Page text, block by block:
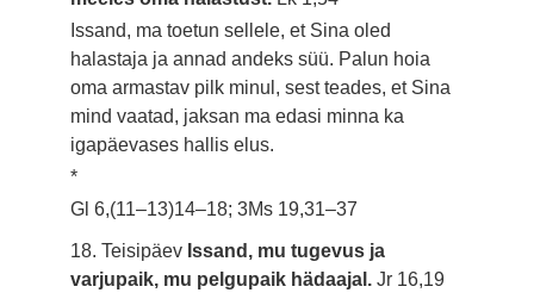
Issand, ma toetun sellele, et Sina oled
halastaja ja annad andeks süü. Palun hoia
oma armastav pilk minul, sest teades, et Sina
mind vaatad, jaksan ma edasi minna ka
igapäevases hallis elus.
*
Gl 6,(11–13)14–18; 3Ms 19,31–37
18. Teisipäev Issand, mu tugevus ja
varjupaik, mu pelgupaik hädaajal.Jr 16,19